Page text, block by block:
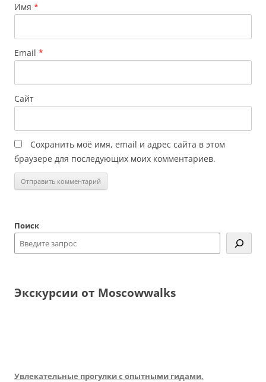
Имя *
Email *
Сайт
Сохранить моё имя, email и адрес сайта в этом
браузере для последующих моих комментариев.
Поиск
Экскурсии от Moscowwalks
Увлекательные прогулки с опытными гидами,